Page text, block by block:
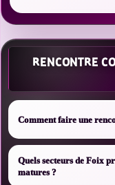
RENCONTRE
Comment faire une
Quels secteurs de Foix
matures ?